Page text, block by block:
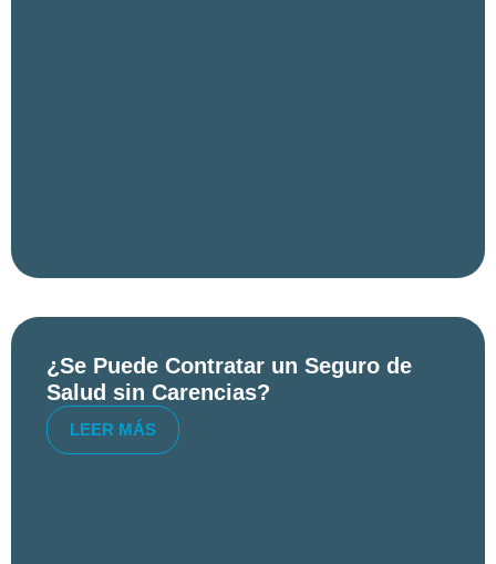
¿Se Puede Contratar un Seguro de
Salud sin Carencias?
LEER MÁS